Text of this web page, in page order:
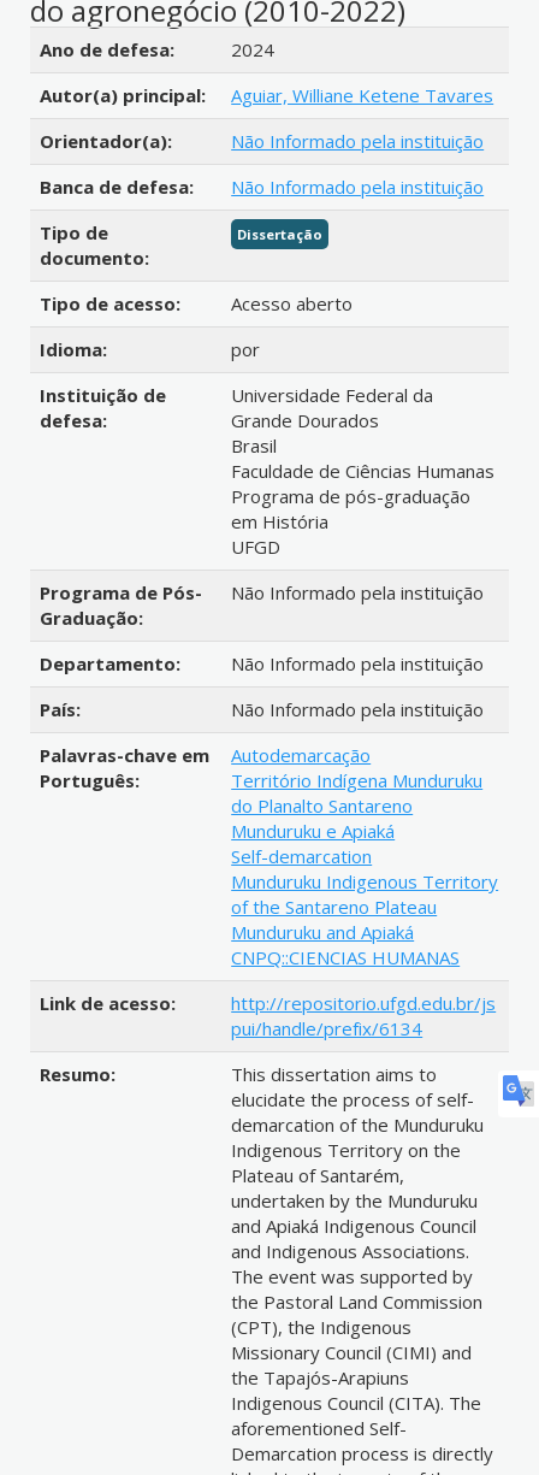
do agronegócio (2010-2022)
Detalhes bibliográficos
Ano de defesa:
2024
Autor(a) principal:
Aguiar, Williane Ketene Tavares
Orientador(a):
Não Informado pela instituição
Banca de defesa:
Não Informado pela instituição
Tipo de
documento:
Dissertação
Tipo de acesso:
Acesso aberto
Idioma:
por
Instituição de
defesa:
Universidade Federal da
Grande Dourados
Brasil
Faculdade de Ciências Humanas
Programa de pós-graduação
em História
UFGD
Programa de Pós-
Graduação:
Não Informado pela instituição
Departamento:
Não Informado pela instituição
País:
Não Informado pela instituição
Palavras-chave em
Português:
Autodemarcação
Território Indígena Munduruku
do Planalto Santareno
Munduruku e Apiaká
Self-demarcation
Munduruku Indigenous Territory
of the Santareno Plateau
Munduruku and Apiaká
CNPQ::CIENCIAS HUMANAS
Link de acesso:
http://repositorio.ufgd.edu.br/js
pui/handle/prefix/6134
Resumo:
This dissertation aims to
elucidate the process of self-
demarcation of the Munduruku
Indigenous Territory on the
Plateau of Santarém,
undertaken by the Munduruku
and Apiaká Indigenous Council
and Indigenous Associations.
The event was supported by
the Pastoral Land Commission
(CPT), the Indigenous
Missionary Council (CIMI) and
the Tapajós-Arapiuns
Indigenous Council (CITA). The
aforementioned Self-
Demarcation process is directly